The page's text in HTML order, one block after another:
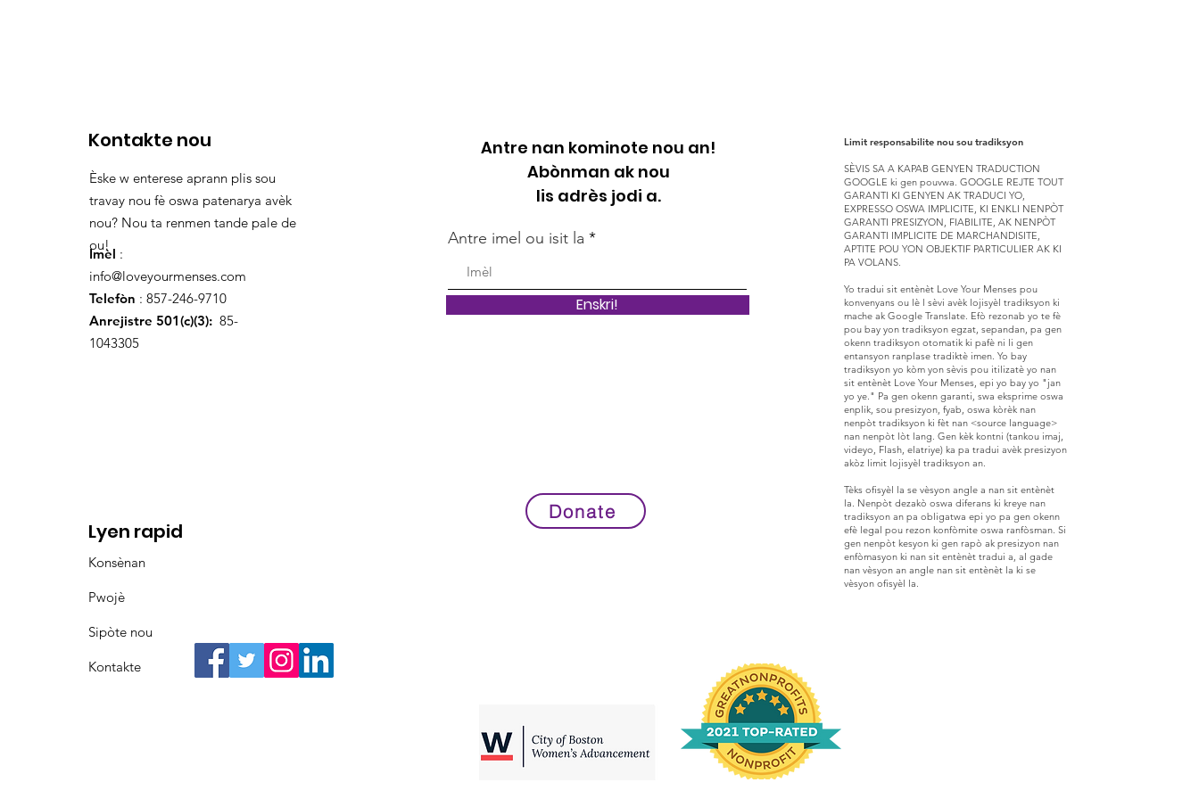
Kontakte nou
Èske w enterese aprann plis sou
travay nou fè oswa patenarya avèk
nou? Nou ta renmen tande pale de
ou!
Imèl :
info@loveyourmenses.com
Telefòn : 857-246-9710
Anrejistre 501(c)(3): 85-
1043305
Lyen rapid
Konsènan
Pwojè
Sipòte nou
Kontakte
Antre nan kominote nou an!
Abònman ak nou
lis adrès jodi a.
Antre imel ou isit la
Enskri!
Donate
Limit responsabilite nou sou tradiksyon
SÈVIS SA A KAPAB GENYEN TRADUCTION
GOOGLE ki gen pouvwa. GOOGLE REJTE TOUT
GARANTI KI GENYEN AK TRADUCI YO,
EXPRESSO OSWA IMPLICITE, KI ENKLI NENPÒT
GARANTI PRESIZYON, FIABILITE, AK NENPÒT
GARANTI IMPLICITE DE MARCHANDISITE,
APTITE POU YON OBJEKTIF PARTICULIER AK KI
PA VOLANS.
Yo tradui sit entènèt Love Your Menses pou
konvenyans ou lè l sèvi avèk lojisyèl tradiksyon ki
mache ak Google Translate. Efò rezonab yo te fè
pou bay yon tradiksyon egzat, sepandan, pa gen
okenn tradiksyon otomatik ki pafè ni li gen
entansyon ranplase tradiktè imen. Yo bay
tradiksyon yo kòm yon sèvis pou itilizatè yo nan
sit entènèt Love Your Menses, epi yo bay yo "jan
yo ye." Pa gen okenn garanti, swa eksprime oswa
enplik, sou presizyon, fyab, oswa kòrèk nan
nenpòt tradiksyon ki fèt nan <source language>
nan nenpòt lòt lang. Gen kèk kontni (tankou imaj,
videyo, Flash, elatriye) ka pa tradui avèk presizyon
akòz limit lojisyèl tradiksyon an.
Tèks ofisyèl la se vèsyon angle a nan sit entènèt
la. Nenpòt dezakò oswa diferans ki kreye nan
tradiksyon an pa obligatwa epi yo pa gen okenn
efè legal pou rezon konfòmite oswa ranfòsman. Si
gen nenpòt kesyon ki gen rapò ak presizyon nan
enfòmasyon ki nan sit entènèt tradui a, al gade
nan vèsyon an angle nan sit entènèt la ki se
vèsyon ofisyèl la.